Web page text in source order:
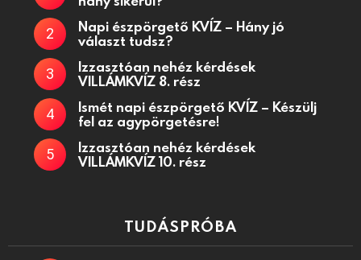
Napi észpörgető KVÍZ – Hány jó
választ tudsz?
Izzasztóan nehéz kérdések
VILLÁMKVÍZ 8. rész
Ismét napi észpörgető KVÍZ – Készülj
fel az agypörgetésre!
Izzasztóan nehéz kérdések
VILLÁMKVÍZ 10. rész
TUDÁSPRÓBA